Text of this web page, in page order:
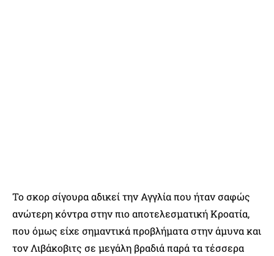
Το σκορ σίγουρα αδικεί την Αγγλία που ήταν σαφώς
ανώτερη κόντρα στην πιο αποτελεσματική Κροατία,
που όμως είχε σημαντικά προβλήματα στην άμυνα και
τον Λιβάκοβιτς σε μεγάλη βραδιά παρά τα τέσσερα